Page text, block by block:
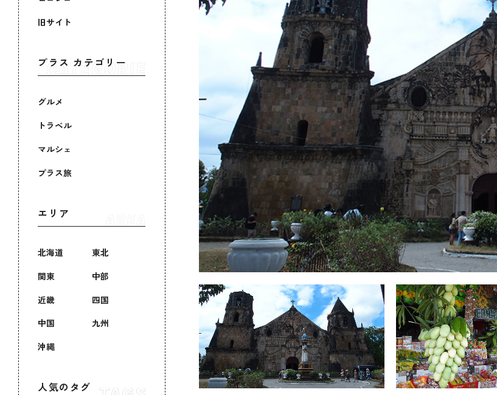
旧サイト
プラス カテゴリー
グルメ
トラベル
マルシェ
プラス旅
エリア
北海道
東北
関東
中部
近畿
四国
中国
九州
沖縄
人気のタグ